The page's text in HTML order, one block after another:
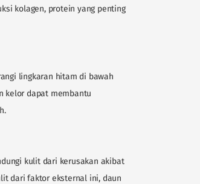
kolagen, protein yang penting
lingkaran hitam di bawah
kelor dapat membantu
kulit dari kerusakan akibat
dari faktor eksternal ini, daun